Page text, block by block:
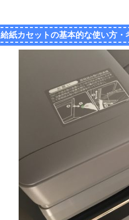
給紙カセットの基本的な使い方・